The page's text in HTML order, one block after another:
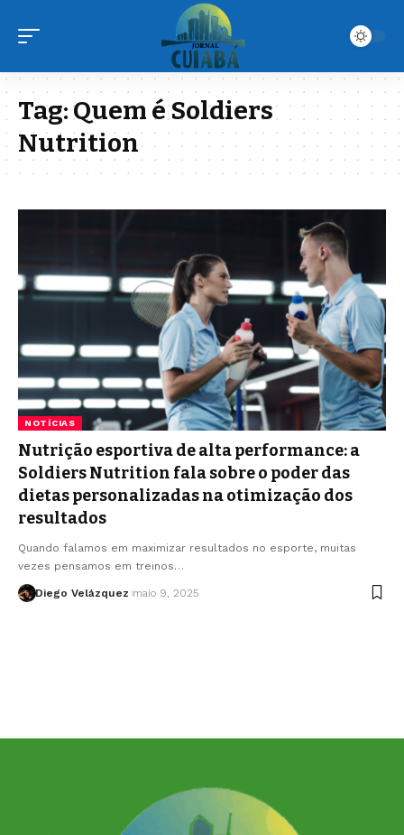
Tag:Quem é Soldiers
Nutrition
NOTÍCIAS
Nutrição esportiva de alta performance: a
Soldiers Nutrition fala sobre o poder das
dietas personalizadas na otimização dos
resultados
Quando falamos em maximizar resultados no esporte, muitas
vezes pensamos em treinos…
Diego Velázquez maio 9, 2025